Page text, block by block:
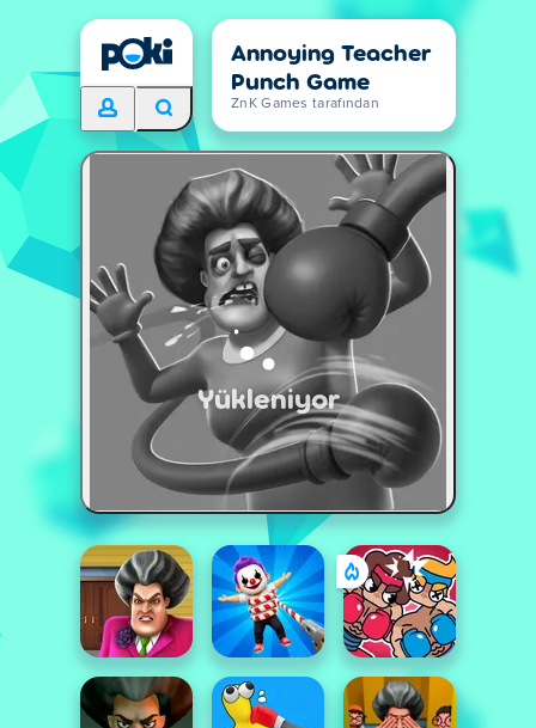
Annoying Teacher
Punch Game
ZnK Games tarafından
Yükleniyor